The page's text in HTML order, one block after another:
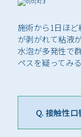
施術から1日ほ
が剥がれて粘液
水泡が多発性で
ペスを疑ってみ
Q. 接触性